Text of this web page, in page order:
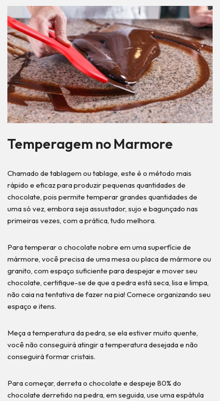
Temperagem no Marmore
Chamado de tablagem ou tablage, este é o método mais
rápido e eficaz para produzir pequenas quantidades de
chocolate, pois permite temperar grandes quantidades de
uma só vez, embora seja assustador, sujo e bagunçado nas
primeiras vezes, com a prática, tudo melhora.
Para temperar o chocolate nobre em uma superfície de
mármore, você precisa de uma mesa ou placa de mármore ou
granito, com espaço suficiente para despejar e mover seu
chocolate, certifique-se de que a pedra está seca, lisa e limpa,
não caia na tentativa de fazer na pia! Comece organizando seu
espaço e itens.
Meça a temperatura da pedra, se ela estiver muito quente,
você não conseguirá atingir a temperatura desejada e não
conseguirá formar cristais.
Para começar, derreta o chocolate e despeje 80% do
chocolate derretido na pedra, em seguida, use uma espátula